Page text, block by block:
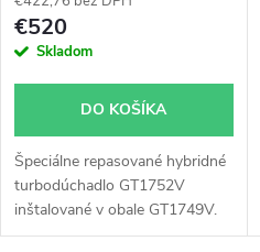
€520
Skladom
DO KOŠÍKA
Špeciálne repasované hybridné
turbodúchadlo GT1752V
inštalované v obale GT1749V.
Vhodné najmä k výkonnostným